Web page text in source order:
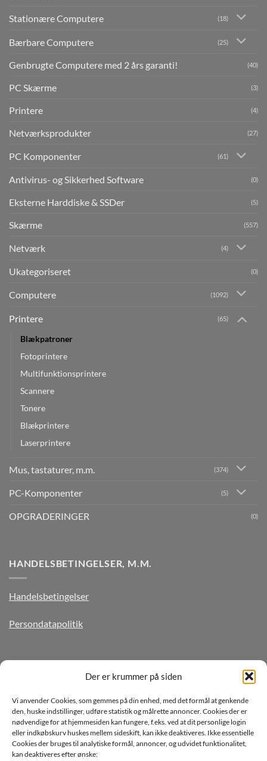
Der er krummer på siden
Vi anvender Cookies, som gemmes på din enhed, med det formål at genkende
den, huske indstillinger, udføre statistik og målrette annoncer. Cookies der er
nødvendige for at hjemmesiden kan fungere, f.eks. ved at dit personlige login
eller indkøbskurv huskes mellem sideskift, kan ikke deaktiveres. Ikke essentielle
Cookies der bruges til analytiske formål, annoncer, og udvidet funktionalitet,
kan deaktiveres efter ønske:
Stationære Computere (18)
Bærbare Computere (25)
Genbrugte Computere med 2 års garanti! (40)
PC Skærme (3)
Printere (4)
Netværksprodukter (27)
PC Komponenter (61)
Antivirus- og Sikkerhed Software (0)
Eksterne Harddiske & SSDer (5)
Skærme (557)
Netværk (4)
Ukategoriseret (0)
Computere (1092)
Printere (65)
Blækpatroner
Fotoprintere
Multifunktionsprintere
Scannere
Tonere
Blækprintere
Laserprintere
Mus, tastaturer, m.m. (374)
PC-Komponenter (5)
OPGRADERINGER (0)
HANDELSBETINGELSER, M.M.
Handelsbetingelser
Persondatapolitik